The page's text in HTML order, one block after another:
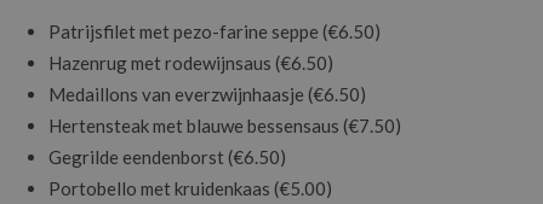
Patrijsfilet met pezo-farine seppe (€6.50)
Hazenrug met rodewijnsaus (€6.50)
Medaillons van everzwijnhaasje (€6.50)
Hertensteak met blauwe bessensaus (€7.50)
Gegrilde eendenborst (€6.50)
Portobello met kruidenkaas (€5.00)